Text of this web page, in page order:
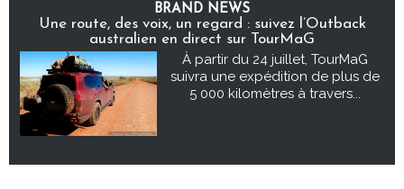
BRAND NEWS
Une route, des voix, un regard : suivez l’Outback
australien en direct sur TourMaG
À partir du 24 juillet, TourMaG
suivra une expédition de plus de
5 000 kilomètres à travers...